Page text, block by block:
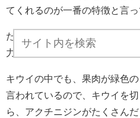
てくれるのが一番の特徴と言
たんぱく質の分解を促進する
力も高まると言われていますよ
キウイの中でも、果肉が緑色
言われているので、キウイを
ら、アクチニジンがたくさん